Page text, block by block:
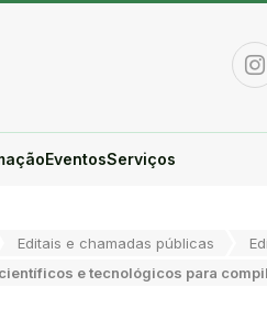
EventosServiços
Editais e chamadas públicas
e tecnológicos para